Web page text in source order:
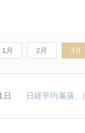
1月 2月 3月
日 日経平均暴落